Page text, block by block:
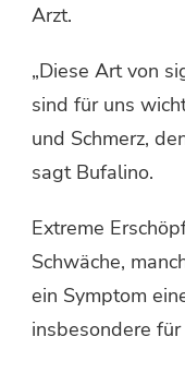
Arzt.
„Diese Art von
sind für uns
und Schmerz,
sagt Bufalino.
Extreme
Schwäche,
ein Symptom
insbesondere für